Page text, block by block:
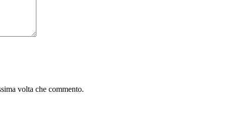
volta che commento.